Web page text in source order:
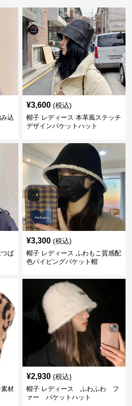
込
¥3,600 (税込)
帽子 レディース 本革風ステッチ
デザインバケットハット
ば
¥3,300 (税込)
帽子 レディース ふわもこ質感配
色パイピングバケット帽
材
¥2,930 (税込)
帽子 レディース ふわふわ フ
ァー バケットハット